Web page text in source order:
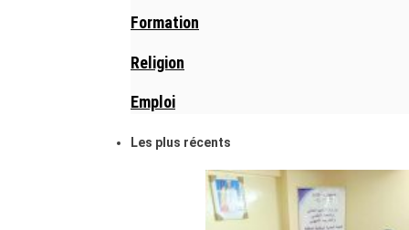
Formation
Religion
Emploi
Les plus récents